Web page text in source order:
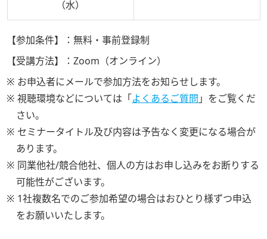
（水）
【参加条件】：無料・事前登録制
【受講方法】：Zoom（オンライン）
※ お申込者にメールで参加方法をお知らせします。
※ 視聴環境などについては「 よくあるご質問 」をご覧くだ
さい。
※ セミナータイトル及び内容は予告なく変更になる場合が
あります。
※ 同業他社/競合他社、個人の方はお申し込みをお断りする
可能性がございます。
※ 1社複数名でのご参加希望の場合はおひとり様ずつ申込
をお願いいたします。